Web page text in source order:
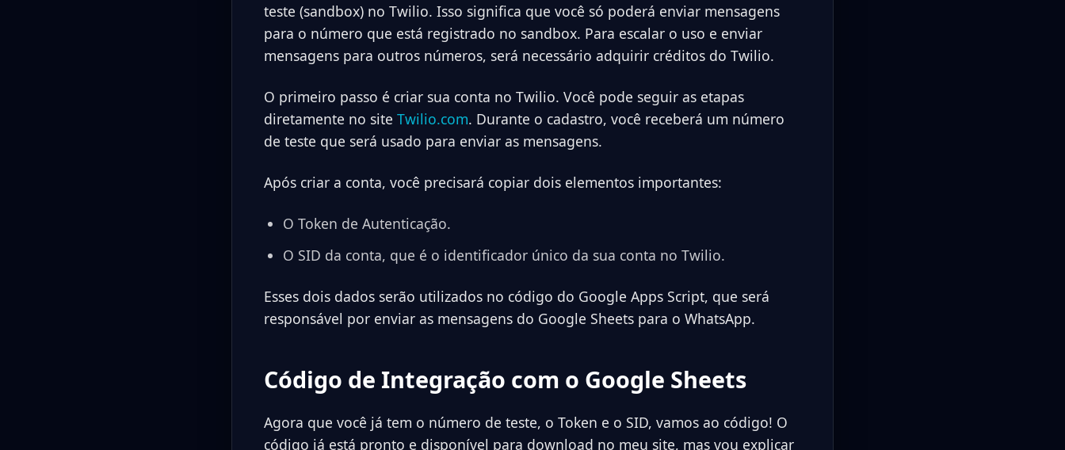
teste (sandbox) no Twilio. Isso significa que você só poderá enviar mensagens
para o número que está registrado no sandbox. Para escalar o uso e enviar
mensagens para outros números, será necessário adquirir créditos do Twilio.
O primeiro passo é criar sua conta no Twilio. Você pode seguir as etapas
diretamente no site Twilio.com. Durante o cadastro, você receberá um número
de teste que será usado para enviar as mensagens.
Após criar a conta, você precisará copiar dois elementos importantes:
O Token de Autenticação.
O SID da conta, que é o identificador único da sua conta no Twilio.
Esses dois dados serão utilizados no código do Google Apps Script, que será
responsável por enviar as mensagens do Google Sheets para o WhatsApp.
Código de Integração com o Google Sheets
Agora que você já tem o número de teste, o Token e o SID, vamos ao código! O
código já está pronto e disponível para download no meu site, mas vou explicar